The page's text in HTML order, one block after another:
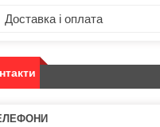
Доставка і оплата